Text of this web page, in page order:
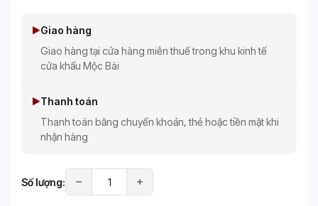
Giao hàng
Giao hàng tại cửa hàng miễn thuế trong khu kinh tế
cửa khẩu Mộc Bài
Thanh toán
Thanh toán bằng chuyển khoản, thẻ hoặc tiền mặt khi
nhận hàng
Số lượng: